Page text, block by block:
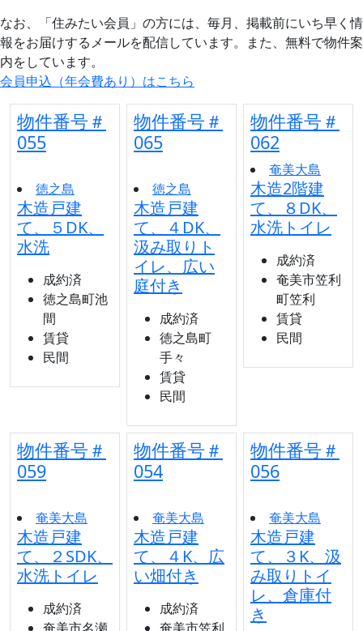
なお、「住みたい会員」の方には、毎月、掲載前にいち早く情
報をお届けするメールを配信しています。また、無料で物件案
内をしています。
会員申込（年会費あり）はこちら
物件番号＃
055
徳之島
木造戸建
て、５DK、
水洗
成約済
徳之島町池
間
賃貸
民間
物件番号＃
065
徳之島
木造戸建
て、４DK、
汲み取りト
イレ、広い
庭付き
成約済
徳之島町
手々
賃貸
民間
物件番号＃
062
奄美大島
木造2階建
て、８DK、
水洗トイレ
成約済
奄美市笠利
町笠利
賃貸
民間
物件番号＃
059
奄美大島
木造戸建
て、２SDK、
水洗トイレ
成約済
物件番号＃
054
奄美大島
木造戸建
て、４K、広
い畑付き
成約済
物件番号＃
056
奄美大島
木造戸建
て、３K、汲
み取りトイ
レ、倉庫付
き